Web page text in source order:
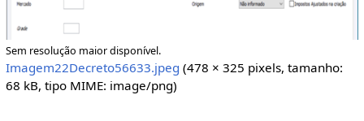
Sem resolução maior disponível.
Imagem22Decreto56633.jpeg (478 × 325 pixels, tamanho:
68 kB, tipo MIME: image/png)